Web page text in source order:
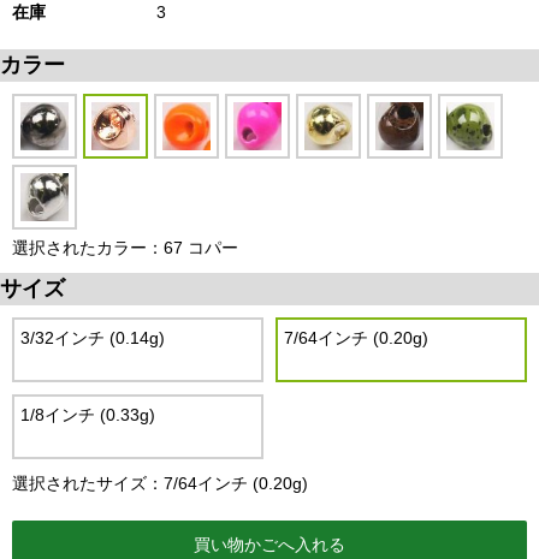
在庫
3
カラー
選択されたカラー：67 コパー
サイズ
3/32インチ (0.14g) 7/64インチ (0.20g)
1/8インチ (0.33g)
選択されたサイズ：7/64インチ (0.20g)